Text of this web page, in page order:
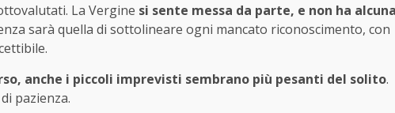
La Vergine si sente messa da parte, e non ha
sarà quella di sottolineare ogni mancato riconoscimento, con
anche i piccoli imprevisti sembrano più pesanti del solito.
pazienza.